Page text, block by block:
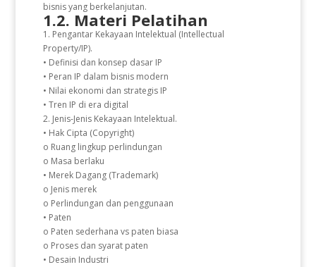
bisnis yang berkelanjutan.
1.2. Materi Pelatihan
1. Pengantar Kekayaan Intelektual (Intellectual
Property/IP).
• Definisi dan konsep dasar IP
• Peran IP dalam bisnis modern
• Nilai ekonomi dan strategis IP
• Tren IP di era digital
2. Jenis-Jenis Kekayaan Intelektual.
• Hak Cipta (Copyright)
o Ruang lingkup perlindungan
o Masa berlaku
• Merek Dagang (Trademark)
o Jenis merek
o Perlindungan dan penggunaan
• Paten
o Paten sederhana vs paten biasa
o Proses dan syarat paten
• Desain Industri